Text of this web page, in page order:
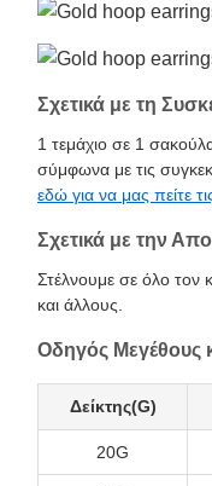
Σχετικά με τη
1 τεμάχιο σε 1
σύμφωνα με τις
εδώ για να μας πείτε
Σχετικά με την
Στέλνουμε σε όλο τον
και άλλους.
Οδηγός Μεγέθους
Δείκτης(G)
20G